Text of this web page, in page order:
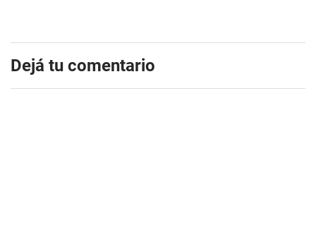
Dejá tu comentario